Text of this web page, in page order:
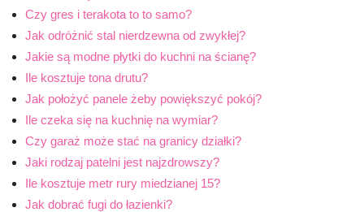
Czy gres i terakota to to samo?
Jak odróżnić stal nierdzewna od zwykłej?
Jakie są modne płytki do kuchni na ścianę?
Ile kosztuje tona drutu?
Jak położyć panele żeby powiększyć pokój?
Ile czeka się na kuchnię na wymiar?
Czy garaż może stać na granicy działki?
Jaki rodzaj patelni jest najzdrowszy?
Ile kosztuje metr rury miedzianej 15?
Jak dobrać fugi do łazienki?